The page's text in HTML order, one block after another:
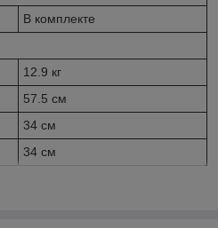
В комплекте
12.9 кг
57.5 см
34 см
34 см